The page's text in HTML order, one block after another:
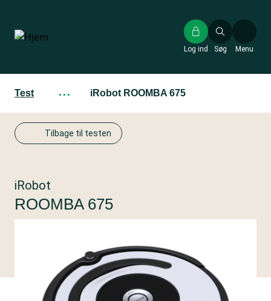
hovedindhold
Søg
Log ind Menu
Test ··· iRobot ROOMBA 675
Tilbage til testen
iRobot
ROOMBA 675